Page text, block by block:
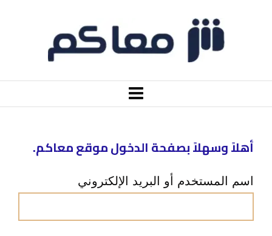
أهلاً وسهلاً بصفحة الدخول موقع معاكم.
اسم المستخدم أو البريد الإلكتروني